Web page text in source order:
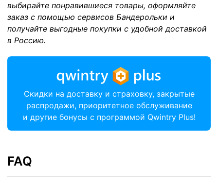
выбирайте понравившиеся товары, оформляйте
заказ с помощью сервисов Бандерольки и
получайте выгодные покупки с удобной доставкой
в Россию.
Скидки на доставку и страховку, закрытые
распродажи, приоритетное обслуживание
и другие бонусы с программой Qwintry Plus!
FAQ